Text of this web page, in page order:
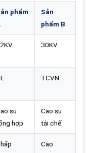
phẩm
Sản
phẩm B
30KV
TCVN
su
hợp
Cao su
tái chế
Cao